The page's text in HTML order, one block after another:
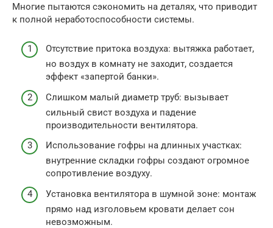
Многие пытаются сэкономить на деталях, что приводит
к полной неработоспособности системы.
Отсутствие притока воздуха: вытяжка работает,
но воздух в комнату не заходит, создается
эффект «запертой банки».
Слишком малый диаметр труб: вызывает
сильный свист воздуха и падение
производительности вентилятора.
Использование гофры на длинных участках:
внутренние складки гофры создают огромное
сопротивление воздуху.
Установка вентилятора в шумной зоне: монтаж
прямо над изголовьем кровати делает сон
невозможным.